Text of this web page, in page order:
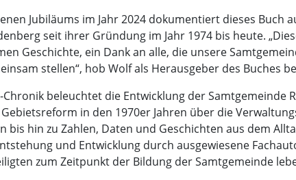
Jubiläums im Jahr 2024 dokumentiert dieses
seit ihrer Gründung im Jahr 1974 bis heute.
Geschichte, ein Dank an alle, die unsere
stellen“, hob Wolf als Herausgeber des Buches
Chronik beleuchtet die Entwicklung der
in den 1970er Jahren über die
bis hin zu Zahlen, Daten und Geschichten aus dem
und Entwicklung durch ausgewiesene
zum Zeitpunkt der Bildung der Samtgemeinde